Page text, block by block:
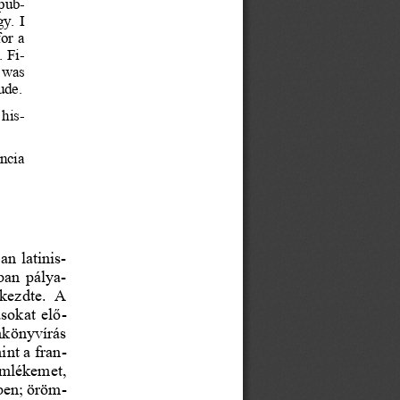
  I
  a
Fi-
was
his-
latinis-
pálya-
  A
elő-
a  fran-
öröm-